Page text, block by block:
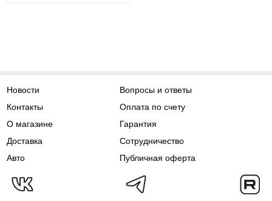
Новости
Контакты
О магазине
Доставка
Авто
Вопросы и ответы
Оплата по счету
Гарантия
Сотрудничество
Публичная оферта